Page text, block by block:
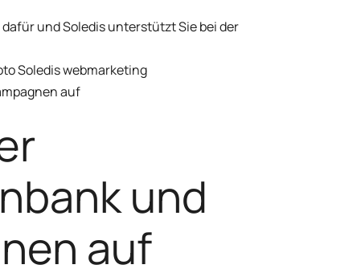
und Soledis unterstützt Sie bei der
auf
und
auf